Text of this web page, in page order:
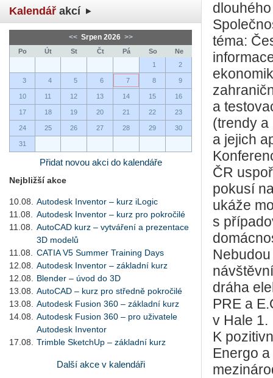
Kalendář akcí
<< Srpen 2026 >>
Po Út St Čt Pá So
Ne
1
2
3 4 5 6 7 8 9
10 11 12 13 14 15 16
17 18 19 20 21 22 23
24 25 26 27 28 29 30
31
Přidat novou akci do kalendáře
Nejbližší akce
10.08.
Autodesk Inventor – kurz iLogic
11.08.
Autodesk Inventor – kurz pro pokročilé
11.08.
AutoCAD kurz – vytváření a prezentace
3D modelů
11.08.
CATIA V5 Summer Training Days
12.08.
Autodesk Inventor – základní kurz
12.08.
Blender – úvod do 3D
13.08.
AutoCAD – kurz pro středně pokročilé
13.08.
Autodesk Fusion 360 – základní kurz
14.08.
Autodesk Fusion 360 – pro uživatele
Autodesk Inventor
17.08.
Trimble SketchUp – základní kurz
Další akce v kalendáři
téma:
a
(trendy
a jejich
ČR
pokusí
ukáže
s
dráha
PRE a
v Hale 1.
K
Energo